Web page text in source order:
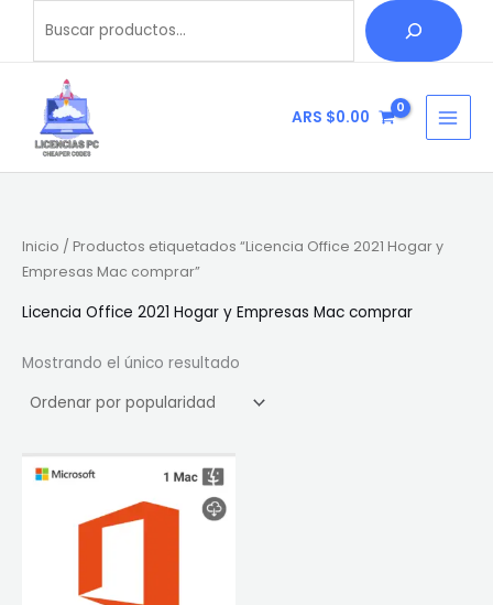
contenido
ARS $0.00
Inicio / Productos etiquetados “Licencia Office 2021 Hogar y
Empresas Mac comprar”
Licencia Office 2021 Hogar y Empresas Mac comprar
Mostrando el único resultado